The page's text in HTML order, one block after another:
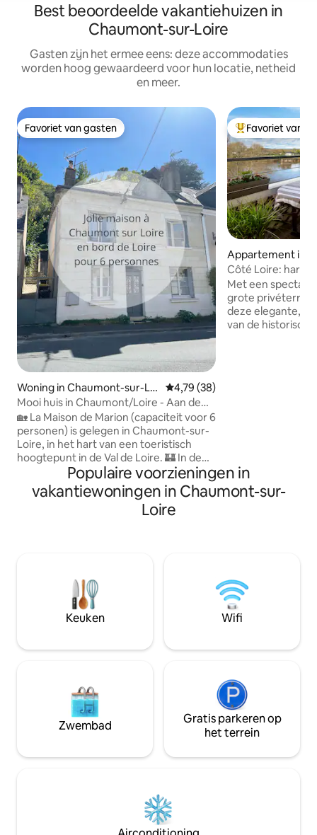
Best beoordeelde vakantiehuizen in
Chaumont-sur-Loire
Gasten zijn het ermee eens: deze accommodaties
worden hoog gewaardeerd voor hun locatie, netheid
en meer.
Favoriet van gasten
Favoriet van gasten
Woning in Chaumont-sur-Loi
re
Gemiddelde beoordeling van
4,79 (38)
Mooi huis in Chaumont/Loire - Aan de
oevers van de Loire
🏡 La Maison de Marion (capaciteit voor 6
personen) is gelegen in Chaumont-sur-
Loire, in het hart van een toeristisch
hoogtepunt in de Val de Loire. 🏰 In de
directe omgeving van het Domaine de
Chaumont-sur-Loire en het Festival
International des Jardins 🚴‍♀️ Ideaal om
de Loire per fiets te ontdekken, de
ernaar uit om jullie te verwelkomen – La
Maison de Marion - Logis de Marion
Topfavoriet van
Favoriet van
Appartement in
Côté Loire: hart
de rivier de Loire
Met een
grote privéterras
deze elegante, ruime apt. ligt in
van de
Populaire voorzieningen in
vakantiewoningen in Chaumont-sur-
Loire
Keuken Wifi
Zwembad
Gratis parkeren op
het terrein